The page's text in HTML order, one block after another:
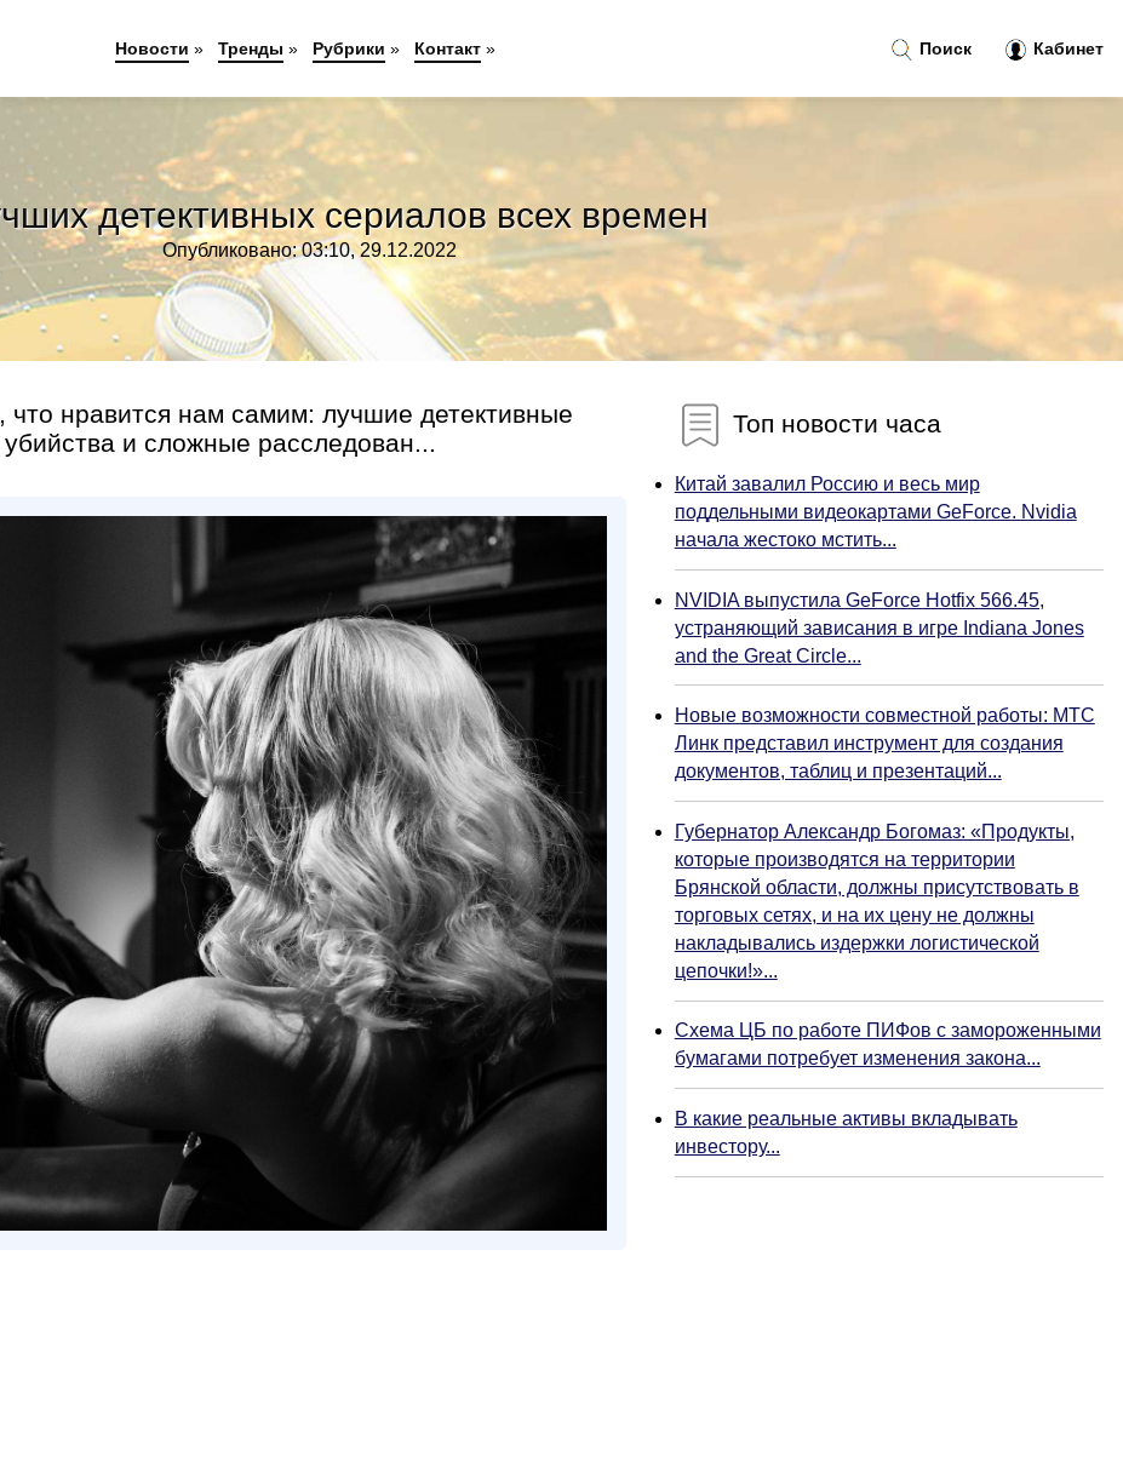
детективных сериалов всех времен
Опубликовано: 03:10, 29.12.2022
нравится нам самим: лучшие детективные
и сложные расследован...
Топ новости часа
Китай завалил Россию и весь мир
поддельными видеокартами GeForce. Nvidia
начала жестоко мстить...
NVIDIA выпустила GeForce Hotfix 566.45,
устраняющий зависания в игре Indiana Jones
and the Great Circle...
Новые возможности совместной работы: МТС
Линк представил инструмент для создания
документов, таблиц и презентаций...
Губернатор Александр Богомаз: «Продукты,
которые производятся на территории
Брянской области, должны присутствовать в
торговых сетях, и на их цену не должны
накладывались издержки логистической
цепочки!»...
Схема ЦБ по работе ПИФов с замороженными
бумагами потребует изменения закона...
В какие реальные активы вкладывать
инвестору...
Поиск Кабинет
Новости » Тренды » Рубрики » Контакт»